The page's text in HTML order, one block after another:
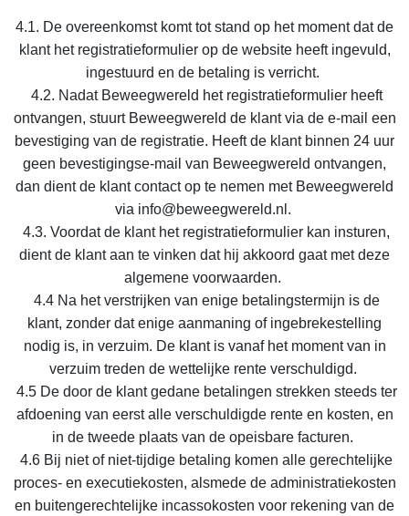
4.1. De overeenkomst komt tot stand op het moment dat de
klant het registratieformulier op de website heeft ingevuld,
ingestuurd en de betaling is verricht.
4.2. Nadat Beweegwereld het registratieformulier heeft
ontvangen, stuurt Beweegwereld de klant via de e-mail een
bevestiging van de registratie. Heeft de klant binnen 24 uur
geen bevestigingse-mail van Beweegwereld ontvangen,
dan dient de klant contact op te nemen met Beweegwereld
via info@beweegwereld.nl.
4.3. Voordat de klant het registratieformulier kan insturen,
dient de klant aan te vinken dat hij akkoord gaat met deze
algemene voorwaarden.
4.4 Na het verstrijken van enige betalingstermijn is de
klant, zonder dat enige aanmaning of ingebrekestelling
nodig is, in verzuim. De klant is vanaf het moment van in
verzuim treden de wettelijke rente verschuldigd.
4.5 De door de klant gedane betalingen strekken steeds ter
afdoening van eerst alle verschuldigde rente en kosten, en
in de tweede plaats van de opeisbare facturen.
4.6 Bij niet of niet-tijdige betaling komen alle gerechtelijke
proces- en executiekosten, alsmede de administratiekosten
en buitengerechtelijke incassokosten voor rekening van de